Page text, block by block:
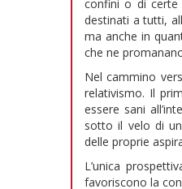
confini o di certe
destinati a tutti,
ma anche in
che ne
Nel cammino
relativismo. Il
essere sani
sotto il velo di
delle proprie
L’unica
favoriscono la